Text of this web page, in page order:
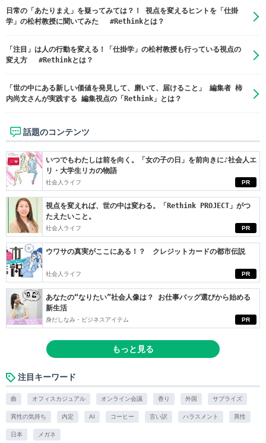
日常の「あたりまえ」を疑ってみては？！ 視点を変えるヒントを「仕掛
学」の松村教授に聞いてみた #Rethinkとは？
「注目」は人の行動を変える！「仕掛学」の松村教授も行っている視点の
変え方 #Rethinkとは？
「世の中にある新しい価値を発見して、磨いて、届けること」 編集者 柿
内尚文さんが実践する 編集視点の「Rethink」とは？
話題のコンテンツ
PR
いつでもわたしは前を向く。「女の子の日」を前向きに♪社会人エ
リ・大学生リカの物語
社会人ライフ
PR
視点を変えれば、世の中は変わる。「Rethink PROJECT」がつ
たえたいこと。
社会人ライフ
PR
ウワサの真実がここにある！？ クレジットカードの都市伝説
社会人ライフ
PR
あなたの“なりたい”社会人像は？ お仕事バッグ選びから始める
新生活
身だしなみ・ビジネスアイテム
もっと見る
注目キーワード
曲 オフィスカジュアル オンライン会議 香り 外国 サプライズ
異性の気持ち 内定 AI コーヒー 言い訳 ハラスメント 異性
日本 メガネ